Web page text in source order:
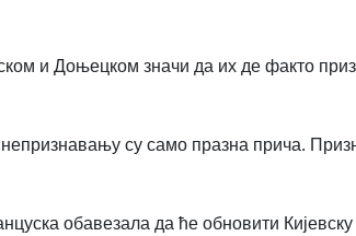
и Доњецком значи да их де факто
су само празна прича.
обавезала да ће обновити Кијевску